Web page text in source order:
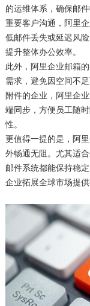
的运维体系，确保邮
重要客户沟通，阿里
低邮件丢失或延迟风
提升整体办公效率。
此外，阿里企业邮箱
需求，避免因空间不
附件的企业，阿里企
端同步，方便员工随
性。
更值得一提的是，阿
外畅通无阻。尤其适
邮件系统都能保持稳
企业拓展全球市场提供